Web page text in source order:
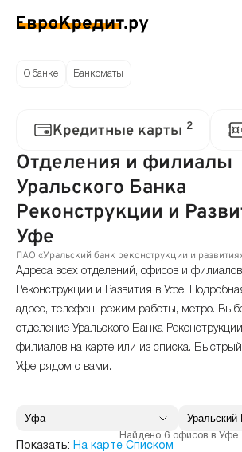
О банке Банкоматы
Кредитные карты 2
Отделения и филиалы
Уральского Банка
Реконструкции и
Уфе
ПАО «Уральский банк реконструкции и
Адреса всех отделений, офисов и
Реконструкции и Развития в Уфе.
адрес, телефон, режим работы, метро.
отделение Уральского Банка
филиалов на карте или из списка.
Уфе рядом с вами.
Найдено 6 офисов в Уфе
Показать: На карте Списком